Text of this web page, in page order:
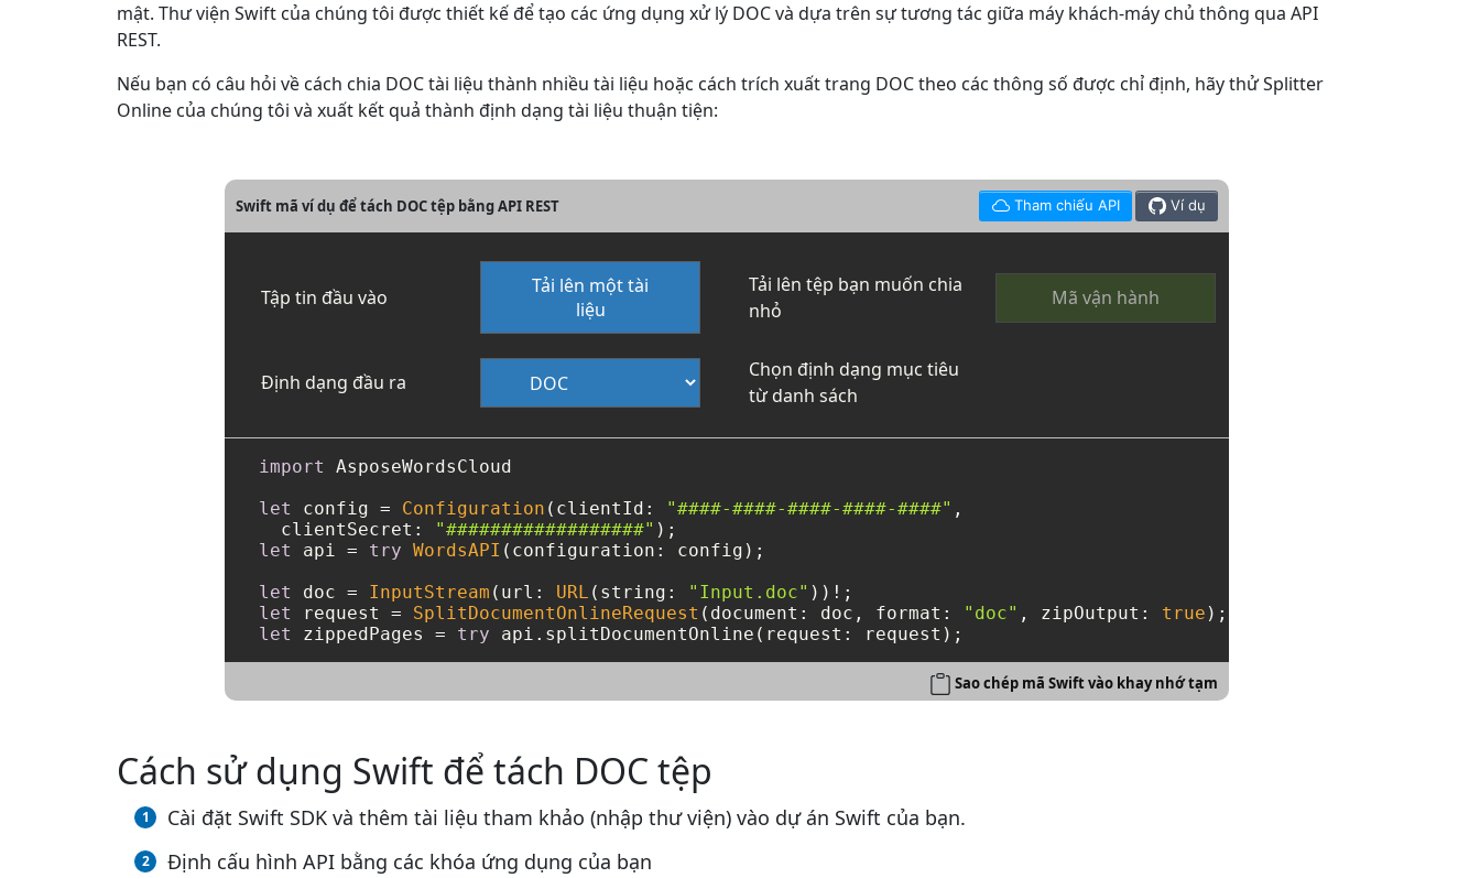
mật. Thư viện Swift của chúng tôi được thiết kế để tạo các ứng dụng xử lý DOC và dựa trên sự tương tác giữa máy khách-máy chủ thông qua API
REST.
Nếu bạn có câu hỏi về cách chia DOC tài liệu thành nhiều tài liệu hoặc cách trích xuất trang DOC theo các thông số được chỉ định, hãy thử Splitter
Online của chúng tôi và xuất kết quả thành định dạng tài liệu thuận tiện:
Swift mã ví dụ để tách DOC tệp bằng API REST Tham chiếu API Ví dụ
Tập tin đầu vào
Tải lên một tài
liệu
Tải lên tệp bạn muốn chia
nhỏ
Mã vận hành
Định dạng đầu ra
Chọn định dạng mục tiêu
từ danh sách
import
AsposeWordsCloud
let
config = Configuration (clientId: "####-####-####-####-####" ,
  clientSecret:
"##################"
let
api = try WordsAPI (configuration: config);
let
doc = InputStream (url: URL (string: "Input.doc" )) !
let
request = SplitDocumentOnlineRequest (document: doc, format: "doc" , zipOutput: true
let
zippedPages = try api.splitDocumentOnline(request: request);
Sao chép mã Swift vào khay nhớ tạm
Cách sử dụng Swift để tách DOC tệp
Cài đặt Swift SDK và thêm tài liệu tham khảo (nhập thư viện) vào dự án Swift của bạn.
Định cấu hình API bằng các khóa ứng dụng của bạn